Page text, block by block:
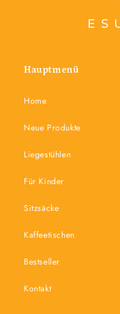
Hauptmenü
Home
Neue Produkte
Liegestühlen
Für Kinder
Sitzsäcke
Kaffeetischen
Bestseller
Kontakt